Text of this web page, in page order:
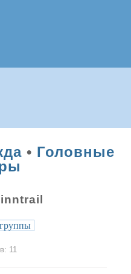
• Головные
11